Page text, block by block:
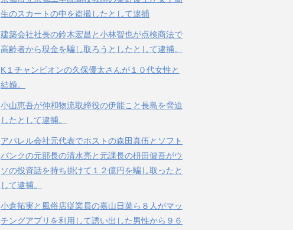
生のスカートの中を盗撮したとして逮捕
建築会社社長の鈴木宏昌と小林智也が点検商法で
高齢者から現金を騙し取ろうとしたとして逮捕。
K１チャンピオンの久保優太さんが１０代女性と
結婚。
小山恵吾が伸和物流取締役の伊能こと長島を脅迫
したとして逮捕。
アパレル会社元代表でホストの森田真伍とソフト
バンクの元部長の清水亮と元課長の枡田健吾がウ
ソの投資話を持ち掛けて１２億円を騙し取ったと
して逮捕。
小倉拓実と風俗店従業員の嘉山日菜ら８人がマッ
チングアプリを利用して誘い出した男性から９６